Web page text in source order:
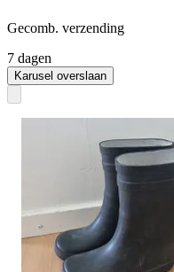
Gecomb. verzending
7 dagen
Karusel overslaan